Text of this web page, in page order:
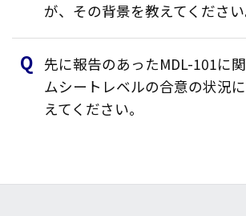
が、その背景を教えてください
先に報告のあったMDL-101に
ムシートレベルの合意の状況
えてください。